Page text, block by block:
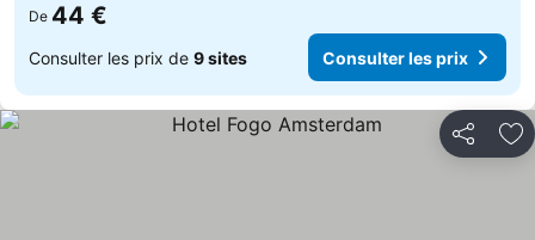
De 44 €
Consulter les prix de 9 sites Consulter les prix
Partager